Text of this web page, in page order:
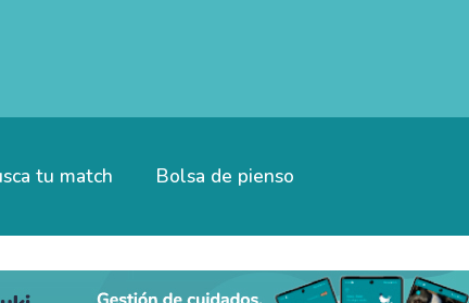
tu match Bolsa de pienso